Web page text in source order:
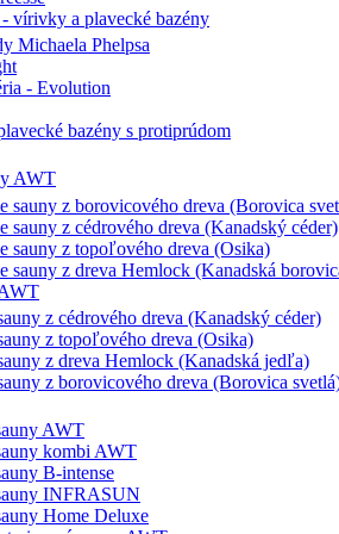
vírivky a plavecké bazény
Michaela Phelpsa
- Evolution
bazény s protiprúdom
AWT
sauny z borovicového dreva (Borovica
sauny z cédrového dreva (Kanadský céder)
sauny z topoľového dreva (Osika)
sauny z dreva Hemlock (Kanadská
z cédrového dreva (Kanadský céder)
z topoľového dreva (Osika)
z dreva Hemlock (Kanadská jedľa)
z borovicového dreva (Borovica
AWT
kombi AWT
B-intense
INFRASUN
Home Deluxe